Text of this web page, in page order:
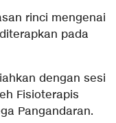
rinci mengenai
pada
dengan sesi
Fisioterapis
Pangandaran.